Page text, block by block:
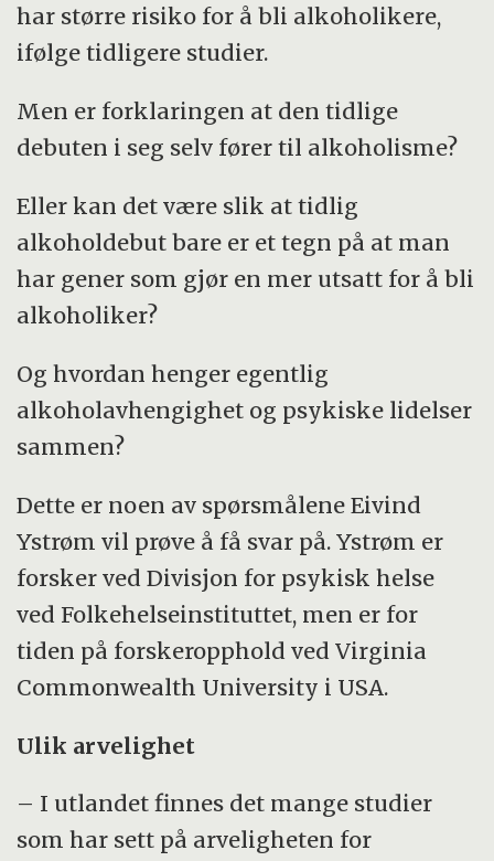
har større risiko for å bli alkoholikere,
ifølge tidligere studier.
Men er forklaringen at den tidlige
debuten i seg selv fører til alkoholisme?
Eller kan det være slik at tidlig
alkoholdebut bare er et tegn på at man
har gener som gjør en mer utsatt for å bli
alkoholiker?
Og hvordan henger egentlig
alkoholavhengighet og psykiske lidelser
sammen?
Dette er noen av spørsmålene Eivind
Ystrøm vil prøve å få svar på. Ystrøm er
forsker ved Divisjon for psykisk helse
ved Folkehelseinstituttet, men er for
tiden på forskeropphold ved Virginia
Commonwealth University i USA.
Ulik arvelighet
– I utlandet finnes det mange studier
som har sett på arveligheten for